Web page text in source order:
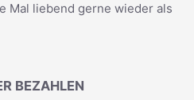
Mal liebend gerne wieder als
BEZAHLEN